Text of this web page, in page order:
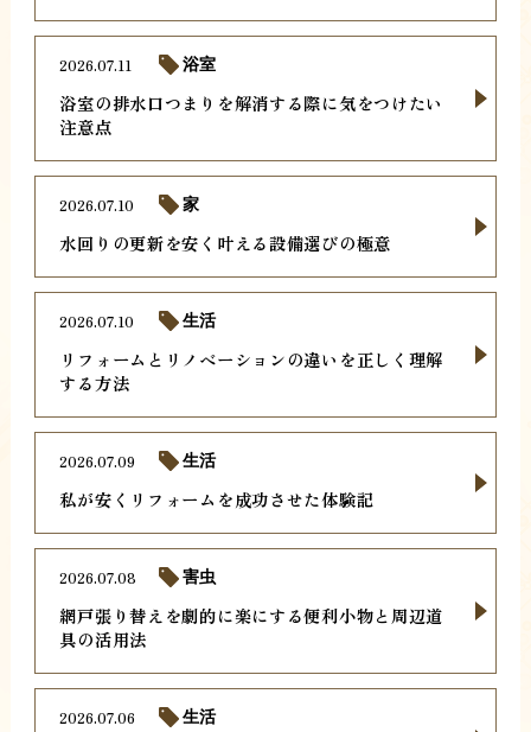
浴室の排水口つまりを解消する際に気をつけたい
注意点
2026.07.11 浴室
水回りの更新を安く叶える設備選びの極意
2026.07.10 家
リフォームとリノベーションの違いを正しく理解
する方法
2026.07.10 生活
私が安くリフォームを成功させた体験記
2026.07.09 生活
網戸張り替えを劇的に楽にする便利小物と周辺道
具の活用法
2026.07.08 害虫
2026.07.06 生活